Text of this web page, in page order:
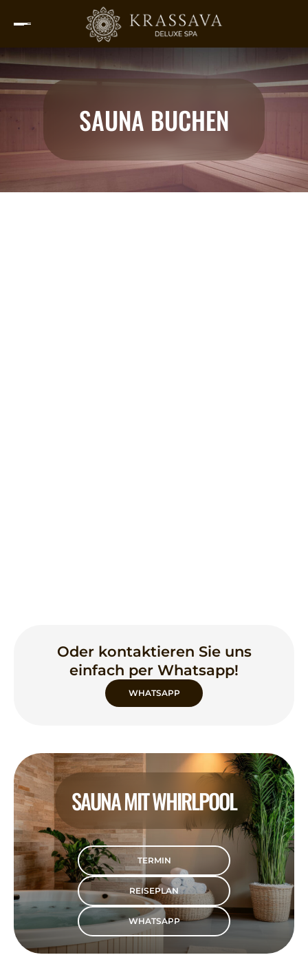
SAUNA BUCHEN
Oder kontaktieren Sie uns
einfach per Whatsapp!
WHATSAPP
SAUNA MIT WHIRLPOOL
TERMIN
REISEPLAN
WHATSAPP